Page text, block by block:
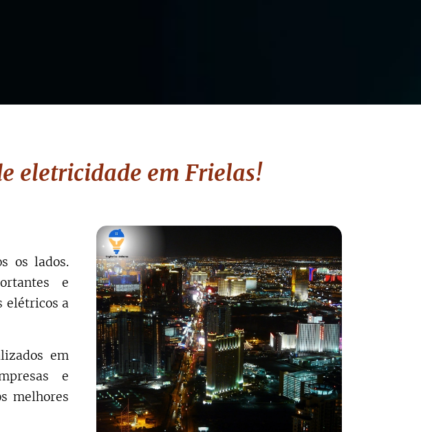
eletricidade em Frielas!
os lados.
e
elétricos a
em
e
melhores